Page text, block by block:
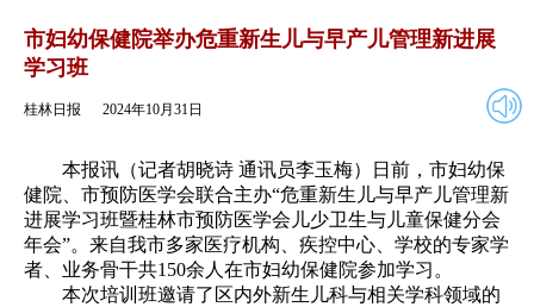
2024年10月31日
市妇幼保健院举办危重新生儿与早产儿管理新进展
学习班
桂林日报 2024年10月31日
本报讯（记者胡晓诗 通讯员李玉梅）日前，市妇幼保
健院、市预防医学会联合主办“危重新生儿与早产儿管理新
进展学习班暨桂林市预防医学会儿少卫生与儿童保健分会
年会”。来自我市多家医疗机构、疾控中心、学校的专家学
者、业务骨干共150余人在市妇幼保健院参加学习。
本次培训班邀请了区内外新生儿科与相关学科领域的